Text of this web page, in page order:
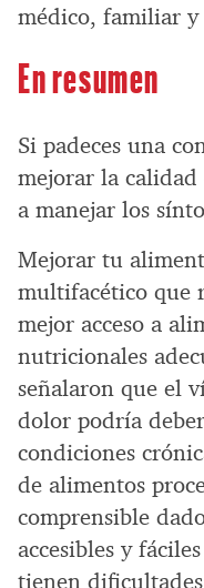
médico, familiar
En resumen
Si padeces una
mejorar la
a manejar los
Mejorar tu
multifacético que
mejor acceso a
nutricionales
señalaron que el
dolor podría
condiciones
de alimentos
comprensible
accesibles y
tienen